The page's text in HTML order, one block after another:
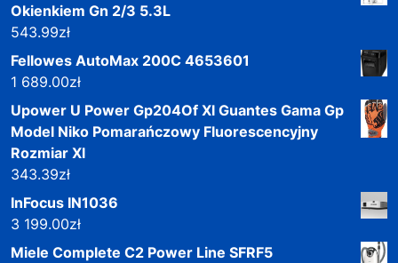
Okienkiem Gn 2/3 5.3L
543.99zł
Fellowes AutoMax 200C 4653601
1 689.00zł
Upower U Power Gp204Of Xl Guantes Gama Gp
Model Niko Pomarańczowy Fluorescencyjny
Rozmiar Xl
343.39zł
InFocus IN1036
3 199.00zł
Miele Complete C2 Power Line SFRF5